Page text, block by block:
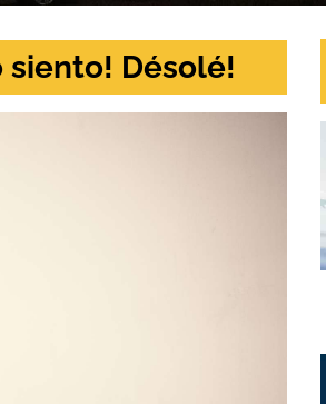
Désolé!